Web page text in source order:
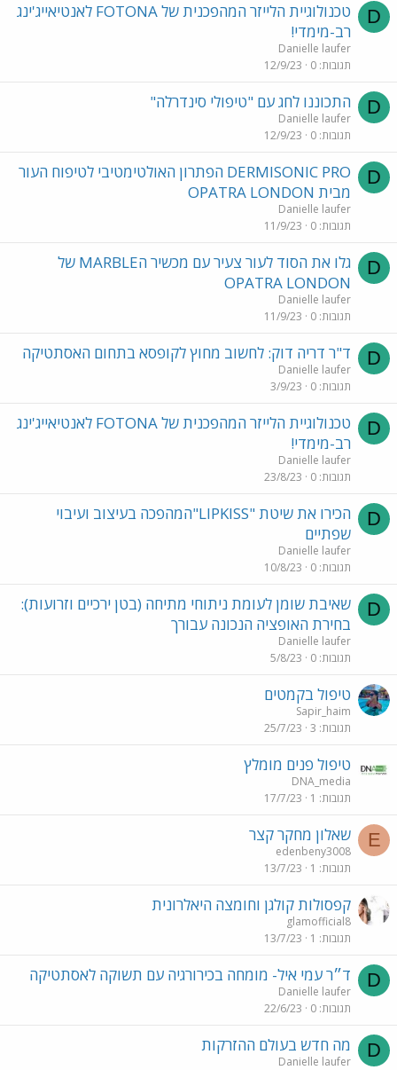
D
טכנולוגיית הלייזר המהפכנית של FOTONA לאנטיאייג'ינג
רב-מימדי!
Danielle laufer
תגובות 0
12/9/23
D התכוננו לחג עם "טיפולי סינדרלה"
Danielle laufer
תגובות 0
12/9/23
D
DERMISONIC PRO הפתרון האולטימטיבי לטיפוח העור
מבית OPATRA LONDON
Danielle laufer
תגובות 0
11/9/23
D
גלו את הסוד לעור צעיר עם מכשיר הMARBLE של
OPATRA LONDON
Danielle laufer
תגובות 0
11/9/23
D ד"ר דריה דוק: לחשוב מחוץ לקופסא בתחום האסתטיקה
Danielle laufer
תגובות 0
3/9/23
D
טכנולוגיית הלייזר המהפכנית של FOTONA לאנטיאייג'ינג
רב-מימדי!
Danielle laufer
תגובות 0
23/8/23
D
הכירו את שיטת "LIPKISS"המהפכה בעיצוב ועיבוי
שפתיים
Danielle laufer
תגובות 0
10/8/23
D
שאיבת שומן לעומת ניתוחי מתיחה (בטן ירכיים וזרועות):
בחירת האופציה הנכונה עבורך
Danielle laufer
תגובות 0
5/8/23
טיפול בקמטים
Sapir_haim
תגובות 3
25/7/23
טיפול פנים מומלץ
DNA_media
תגובות 1
17/7/23
E שאלון מחקר קצר
edenbeny3008
תגובות 1
13/7/23
קפסולות קולגן וחומצה היאלרונית
glamofficial8
תגובות 1
13/7/23
D ד״ר עמי איל- מומחה בכירורגיה עם תשוקה לאסתטיקה
Danielle laufer
תגובות 0
22/6/23
D מה חדש בעולם ההזרקות
Danielle laufer